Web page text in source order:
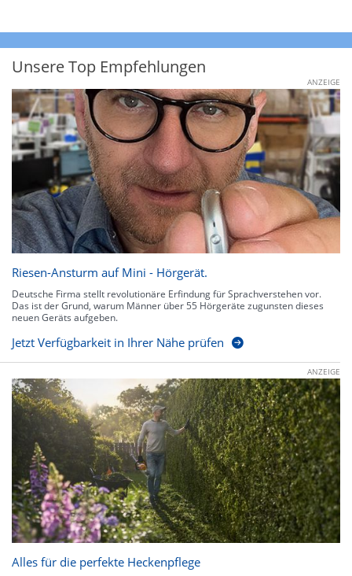
Unsere Top Empfehlungen
ANZEIGE
Riesen-Ansturm auf Mini - Hörgerät.
Deutsche Firma stellt revolutionäre Erfindung für Sprachverstehen vor.
Das ist der Grund, warum Männer über 55 Hörgeräte zugunsten dieses
neuen Geräts aufgeben.
Jetzt Verfügbarkeit in Ihrer Nähe prüfen
ANZEIGE
Alles für die perfekte Heckenpflege